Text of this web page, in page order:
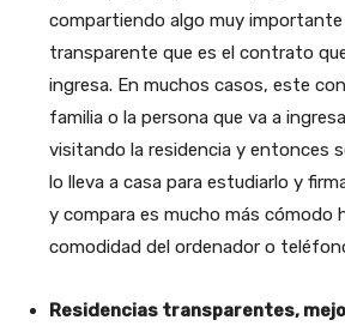
compartiendo algo muy importante
transparente que es el contrato
ingresa. En muchos casos, este
familia o la persona que va a
visitando la residencia y entonces
lo lleva a casa para estudiarlo y
y compara es mucho más cómodo
comodidad del ordenador o
Residencias transparentes,